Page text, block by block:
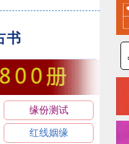
书
缘份测试
红线姻缘